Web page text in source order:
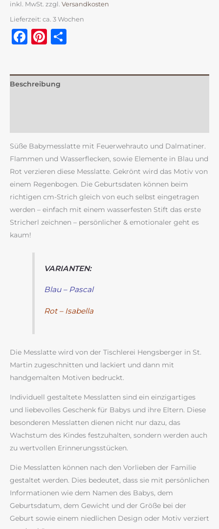
inkl. MwSt. zzgl. Versandkosten
Lieferzeit: ca. 3 Wochen
Facebook
Pinterest
Beschreibung
Süße Babymesslatte mit Feuerwehrauto und Dalmatiner.
Flammen und Wasserflecken, sowie Elemente in Blau und
Rot verzieren diese Messlatte. Gekrönt wird das Motiv von
einem Regenbogen. Die Geburtsdaten können beim
richtigen cm-Strich gleich von euch selbst eingetragen
werden – einfach mit einem wasserfesten Stift das erste
Stricherl zeichnen – persönlicher & emotionaler geht es
kaum!
VARIANTEN:
Blau – Pascal
Rot – Isabella
Die Messlatte wird von der Tischlerei Hengsberger in St.
Martin zugeschnitten und lackiert und dann mit
handgemalten Motiven bedruckt.
Individuell gestaltete Messlatten sind ein einzigartiges
und liebevolles Geschenk für Babys und ihre Eltern. Diese
besonderen Messlatten dienen nicht nur dazu, das
Wachstum des Kindes festzuhalten, sondern werden auch
zu wertvollen Erinnerungsstücken.
Die Messlatten können nach den Vorlieben der Familie
gestaltet werden. Dies bedeutet, dass sie mit persönlichen
Informationen wie dem Namen des Babys, dem
Geburtsdatum, dem Gewicht und der Größe bei der
Geburt sowie einem niedlichen Design oder Motiv verziert